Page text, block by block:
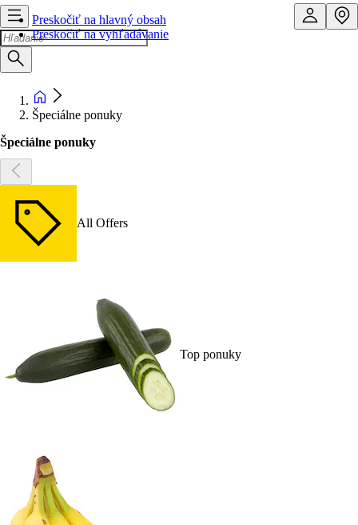
Preskočiť na hlavný obsah
Preskočiť na vyhľadávanie
Špeciálne ponuky
Špeciálne ponuky
All Offers
Top ponuky